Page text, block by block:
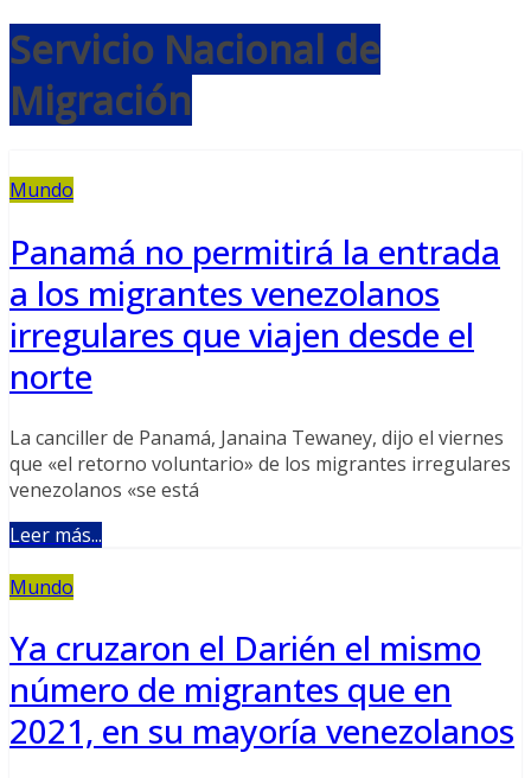
Servicio Nacional de
Migración
Mundo
Panamá no permitirá la entrada
a los migrantes venezolanos
irregulares que viajen desde el
norte
La canciller de Panamá, Janaina Tewaney, dijo el viernes
que «el retorno voluntario» de los migrantes irregulares
venezolanos «se está
Leer más...
Mundo
Ya cruzaron el Darién el mismo
número de migrantes que en
2021, en su mayoría venezolanos